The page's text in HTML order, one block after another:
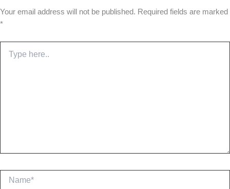
Your email address will not be published. Required fields are marked
*
here..